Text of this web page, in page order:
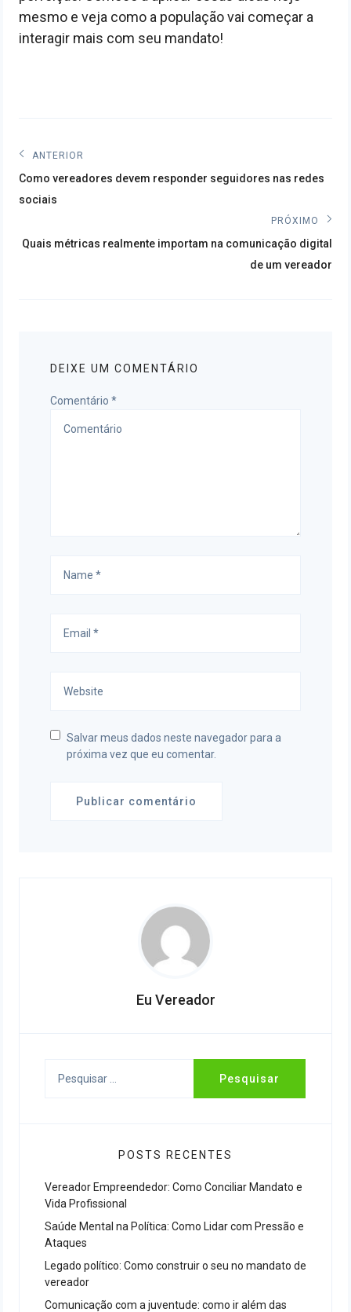
mesmo e veja como a população vai começar a
interagir mais com seu mandato!
Navegação
de
Post
ANTERIOR
Post
anterior:
Como vereadores devem responder seguidores nas redes
sociais
PRÓXIMO
Próximo
Quais métricas realmente importam na comunicação digital
de um vereador
DEIXE UM COMENTÁRIO
Comentário *
Salvar meus dados neste navegador para a
próxima vez que eu comentar.
Eu Vereador
POSTS RECENTES
Vereador Empreendedor: Como Conciliar Mandato e
Vida Profissional
Saúde Mental na Política: Como Lidar com Pressão e
Ataques
Legado político: Como construir o seu no mandato de
vereador
Comunicação com a juventude: como ir além das